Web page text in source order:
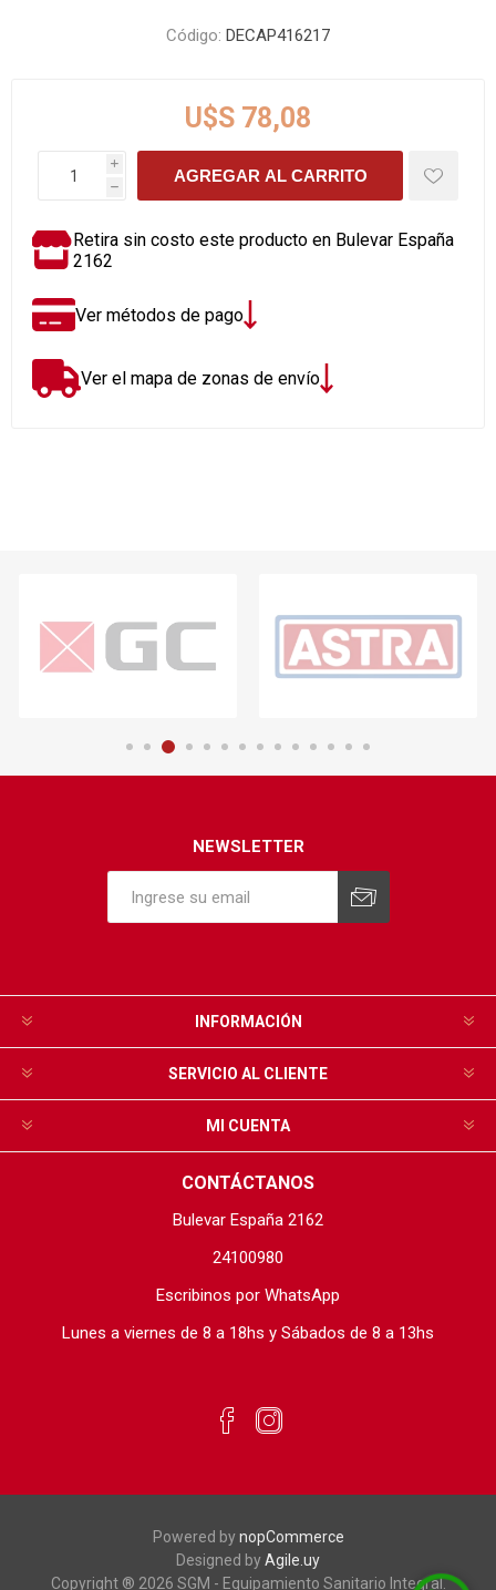
Código: DECAP416217
U$S 78,08
i
h
AGREGAR AL CARRITO
Retira sin costo este producto en Bulevar España
2162
Ver métodos de pago
Ver el mapa de zonas de envío
NEWSLETTER
INFORMACIÓN
SERVICIO AL CLIENTE
MI CUENTA
CONTÁCTANOS
Bulevar España 2162
24100980
Escribinos por WhatsApp
Lunes a viernes de 8 a 18hs y Sábados de 8 a 13hs
Powered bynopCommerce
Designed byAgile.uy
Copyright ® 2026 SGM - Equipamiento Sanitario Integral.